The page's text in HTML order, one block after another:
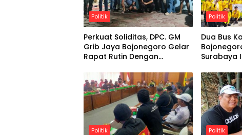
Politik
Perkuat Soliditas, DPC. GM
Grib Jaya Bojonegoro Gelar
Rapat Rutin Dengan
DPC GM Grib Jaya
Bojonegoro optimistis terus
menghadirkan program
positif yang bermanfaat
bagi anggota dan
masyarakat luas.
Politik
Dua Bus
Surabaya
Politik Politik